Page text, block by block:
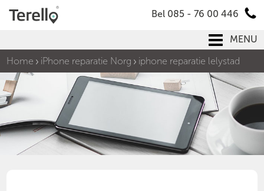
Bel 085 - 76 00 446
MENU
Home
iPhone reparatie Norg iphone reparatie lelystad